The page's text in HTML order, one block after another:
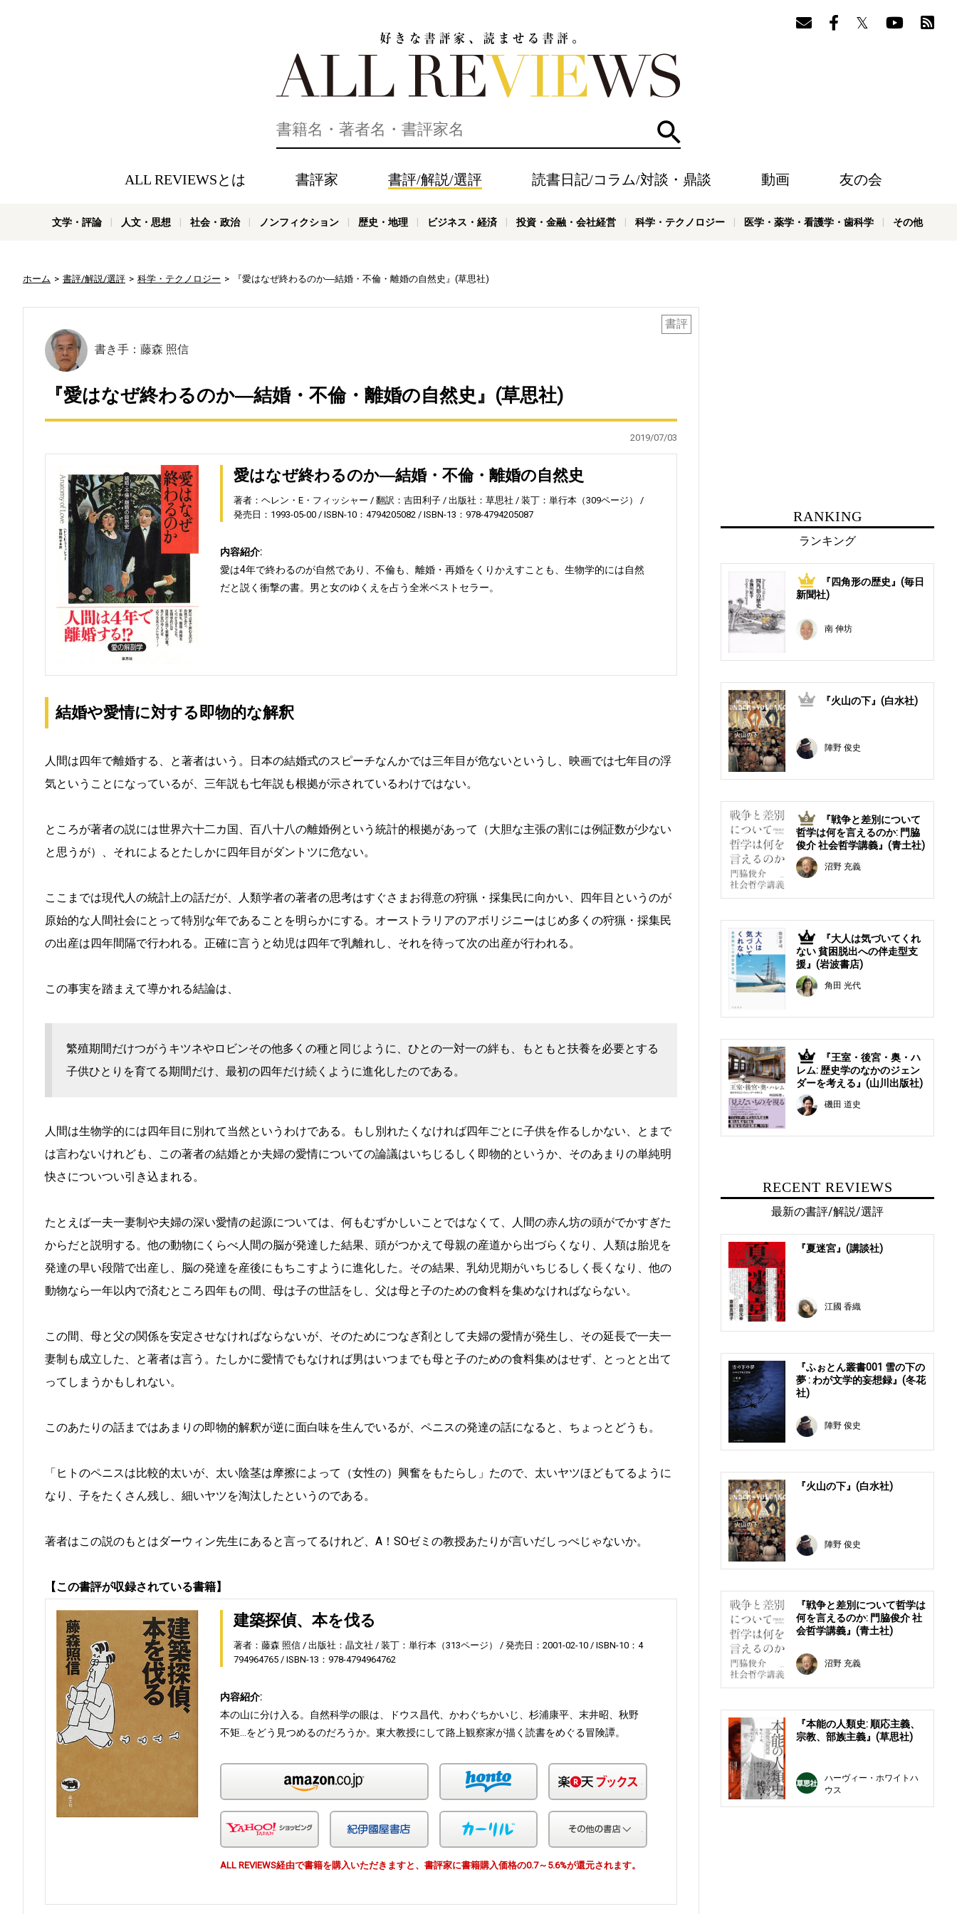
検索
ALL REVIEWSとは 書評家 書評/解説/選評 読書日記/コラム/対談・鼎談 動画 友の会
文学・評論 人文・思想 社会・政治 ノンフィクション 歴史・地理 ビジネス・経済 投資・金融・会社経営 科学・テクノロジー 医学・薬学・看護学・歯科学 その他
ホーム 書評/解説/選評 科学・テクノロジー 『愛はなぜ終わるのか―結婚・不倫・離婚の自然史』(草思社)
書評
書き手：藤森 照信
『愛はなぜ終わるのか―結婚・不倫・離婚の自然史』(草思社)
2019/07/03
愛はなぜ終わるのか―結婚・不倫・離婚の自然史
著者：ヘレン・E・フィッシャー 翻訳：吉田利子 出版社：草思社
装丁：単行本（309ページ）
発売日：1993-05-00
ISBN-10：4794205082 ISBN-13：978-4794205087
内容紹介:
愛は4年で終わるのが自然であり、不倫も、離婚・再婚をくりかえすことも、生物学的には自然
だと説く衝撃の書。男と女のゆくえを占う全米ベストセラー。
結婚や愛情に対する即物的な解釈
人間は四年で離婚する、と著者はいう。日本の結婚式のスピーチなんかでは三年目が危ないというし、映画では七年目の浮
気ということになっているが、三年説も七年説も根拠が示されているわけではない。
ところが著者の説には世界六十二カ国、百八十八の離婚例という統計的根拠があって（大胆な主張の割には例証数が少ない
と思うが）、それによるとたしかに四年目がダントツに危ない。
ここまでは現代人の統計上の話だが、人類学者の著者の思考はすぐさまお得意の狩猟・採集民に向かい、四年目というのが
原始的な人間社会にとって特別な年であることを明らかにする。オーストラリアのアボリジニーはじめ多くの狩猟・採集民
の出産は四年間隔で行われる。正確に言うと幼児は四年で乳離れし、それを待って次の出産が行われる。
この事実を踏まえて導かれる結論は、
繁殖期間だけつがうキツネやロビンその他多くの種と同じように、ひとの一対一の絆も、もともと扶養を必要とする
子供ひとりを育てる期間だけ、最初の四年だけ続くように進化したのである。
人間は生物学的には四年目に別れて当然というわけである。もし別れたくなければ四年ごとに子供を作るしかない、とまで
は言わないけれども、この著者の結婚とか夫婦の愛情についての論議はいちじるしく即物的というか、そのあまりの単純明
快さについつい引き込まれる。
たとえば一夫一妻制や夫婦の深い愛情の起源については、何もむずかしいことではなくて、人間の赤ん坊の頭がでかすぎた
からだと説明する。他の動物にくらべ人間の脳が発達した結果、頭がつかえて母親の産道から出づらくなり、人類は胎児を
発達の早い段階で出産し、脳の発達を産後にもちこすように進化した。その結果、乳幼児期がいちじるしく長くなり、他の
動物なら一年以内で済むところ四年もの間、母は子の世話をし、父は母と子のための食料を集めなければならない。
この間、母と父の関係を安定させなければならないが、そのためにつなぎ剤として夫婦の愛情が発生し、その延長で一夫一
妻制も成立した、と著者は言う。たしかに愛情でもなければ男はいつまでも母と子のための食料集めはせず、とっとと出て
ってしまうかもしれない。
このあたりの話まではあまりの即物的解釈が逆に面白味を生んでいるが、ペニスの発達の話になると、ちょっとどうも。
「ヒトのペニスは比較的太いが、太い陰茎は摩擦によって（女性の）興奮をもたらし」たので、太いヤツほどもてるように
なり、子をたくさん残し、細いヤツを淘汰したというのである。
著者はこの説のもとはダーウィン先生にあると言ってるけれど、A！SOゼミの教授あたりが言いだしっぺじゃないか。
【この書評が収録されている書籍】
建築探偵、本を伐る
著者：藤森 照信 出版社：晶文社 装丁：単行本（313ページ） 発売日：2001-02-10
ISBN-10：4
794964765
ISBN-13：978-4794964762
内容紹介:
本の山に分け入る。自然科学の眼は、ドウス昌代、かわぐちかいじ、杉浦康平、末井昭、秋野
不矩…をどう見つめるのだろうか。東大教授にして路上観察家が描く読書をめぐる冒険譚。
honto
Yahoo!ショッピング 紀伊国屋 カーリル
ALL REVIEWS経由で書籍を購入いただきますと、書評家に書籍購入価格の0.7～5.6%が還元されます。
RANKING
ランキング
1
『四角形の歴史』(毎日
新聞社)
南 伸坊
2 『火山の下』(白水社)
陣野 俊史
3
『戦争と差別について
哲学は何を言えるのか: 門脇
俊介 社会哲学講義』(青土社)
沼野 充義
4
『大人は気づいてくれ
ない 貧困脱出への伴走型支
援』(岩波書店)
角田 光代
5
『王室・後宮・奥・ハ
レム: 歴史学のなかのジェン
ダーを考える』(山川出版社)
磯田 道史
RECENT REVIEWS
最新の書評/解説/選評
『夏迷宮』(講談社)
江國 香織
『ふぉとん叢書001 雪の下の
夢 : わが文学的妄想録』(冬花
社)
陣野 俊史
『火山の下』(白水社)
陣野 俊史
『戦争と差別について哲学は
何を言えるのか: 門脇俊介 社
会哲学講義』(青土社)
沼野 充義
『本能の人類史: 順応主義、
宗教、部族主義』(草思社)
ハーヴィー・ホワイトハ
ウス